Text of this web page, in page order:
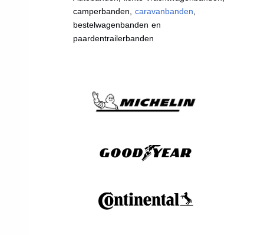
camperbanden, caravanbanden,
bestelwagenbanden en
paardentrailerbanden